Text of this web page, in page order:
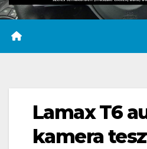
Lamax T6
kamera